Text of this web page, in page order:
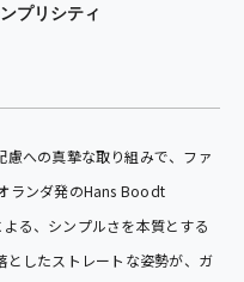
プリシティ
慮への真摯な取り組みで、ファ
ランダ発のHans Boodt
る、シンプルさを本質とする
としたストレートな姿勢が、ガ